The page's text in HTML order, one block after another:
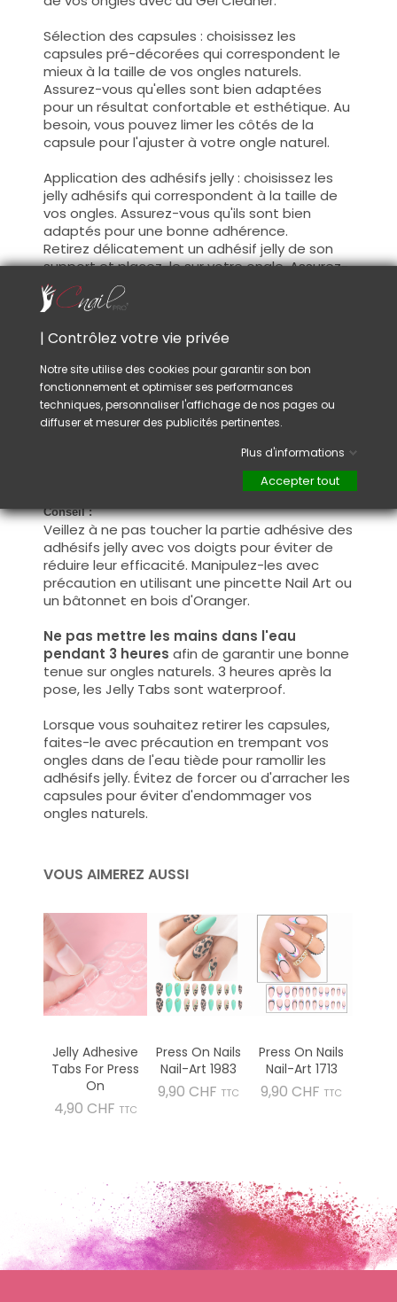
Sélection des capsules : choisissez les
capsules pré-décorées qui correspondent le
mieux à la taille de vos ongles naturels.
Assurez-vous qu'elles sont bien adaptées
pour un résultat confortable et esthétique. Au
besoin, vous pouvez limer les côtés de la
capsule pour l'ajuster à votre ongle naturel.
Application des adhésifs jelly : choisissez les
jelly adhésifs qui correspondent à la taille de
vos ongles. Assurez-vous qu'ils sont bien
adaptés pour une bonne adhérence.
Retirez délicatement un adhésif jelly de son
support et placez-le sur votre ongle. Assurez-
vous qu'il est bien centré et fixé de manière
uniforme pour assurer une adhérence
fois collée sur votre ongle.
Positionnement des capsules : déposez avec
précaution la capsule pré-décorée sur votre
ongle naturel, en vous assurant de bien
l'aligner et de l'ajuster à la forme de votre
ongle. Appliquez ensuite une légère pression
pendant quelques secondes pour fixer la
capsule et assurer une adhérence optimale.
Conseil :
Veillez à ne pas toucher la partie adhésive des
adhésifs jelly avec vos doigts pour éviter de
réduire leur efficacité. Manipulez-les avec
précaution en utilisant une pincette Nail Art ou
un bâtonnet en bois d'Oranger.
Ne pas mettre les mains dans l'eau
pendant 3 heures afin de garantir une bonne
tenue sur ongles naturels. 3 heures après la
pose, les Jelly Tabs sont waterproof.
Lorsque vous souhaitez retirer les capsules,
faites-le avec précaution en trempant vos
ongles dans de l'eau tiède pour ramollir les
adhésifs jelly. Évitez de forcer ou d'arracher les
capsules pour éviter d'endommager vos
ongles naturels.
VOUS AIMEREZ AUSSI
Jelly Adhesive
Tabs For Press
On
4,90 CHF Prix
TTC
Press On Nails
Nail-Art 1983
9,90 CHF Prix
TTC
Press On Nails
Nail-Art 1713
9,90 CHF Prix
TTC
| Contrôlez votre vie privée
Notre site utilise des cookies pour garantir son bon
fonctionnement et optimiser ses performances
techniques, personnaliser l'affichage de nos pages ou
diffuser et mesurer des publicités pertinentes.
Plus d'informations
Accepter tout